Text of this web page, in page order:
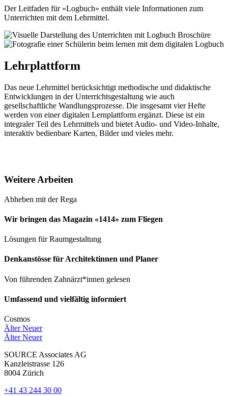
Der Leitfaden für «Logbuch» enthält viele Informationen zum
Unterrichten mit dem Lehrmittel.
Lehrplattform
Das neue Lehrmittel berücksichtigt methodische und didaktische
Entwicklungen in der Unterrichtsgestaltung wie auch
gesellschaftliche Wandlungsprozesse. Die insgesamt vier Hefte
werden von einer digitalen Lernplattform ergänzt. Diese ist ein
integraler Teil des Lehrmittels und bietet Audio- und Video-Inhalte,
interaktiv bedienbare Karten, Bilder und vieles mehr.
Weitere Arbeiten
Abheben mit der Rega
Wir bringen das Magazin «1414» zum Fliegen
Lösungen für Raumgestaltung
Denkanstösse für Architektinnen und Planer
Von führenden Zahnärzt*innen gelesen
Umfassend und vielfältig informiert
Cosmos
ÄlterNeuer
ÄlterNeuer
SOURCE Associates AG
Kanzleistrasse 126
8004 Zürich
+41 43 244 30 00